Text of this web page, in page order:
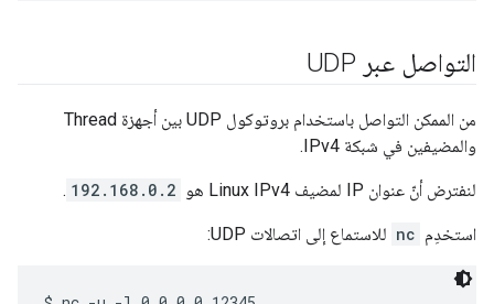
التواصل عبر UDP
من الممكن التواصل باستخدام بروتوكول UDP بين أجهزة Thread
والمضيفين في شبكة IPv4.
لنفترض أنّ عنوان IP لمضيف Linux IPv4 هو 192.168.0.2
.
استخدِم nc للاستماع إلى اتصالات UDP: